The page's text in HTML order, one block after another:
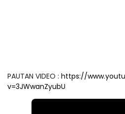
PAUTAN VIDEO : https://
v=3JWwanZyubU